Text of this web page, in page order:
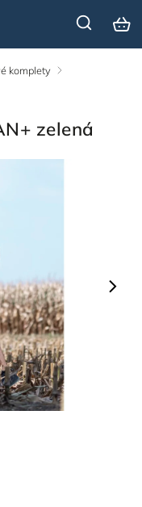
komplety /
zelená